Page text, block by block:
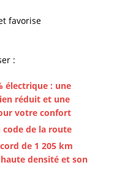
favorise
:
électrique : une
réduit et une
votre confort
de la route
de 1 205 km
densité et son